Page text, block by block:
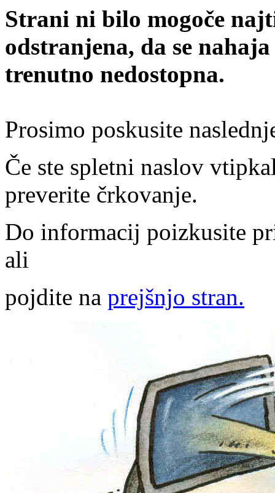
Strani ni bilo mogoče
odstranjena, da se
trenutno nedostopna.
Prosimo poskusite
Če ste spletni naslov
preverite črkovanje.
Do informacij poizkusite
ali
pojdite na prejšnjo stran.